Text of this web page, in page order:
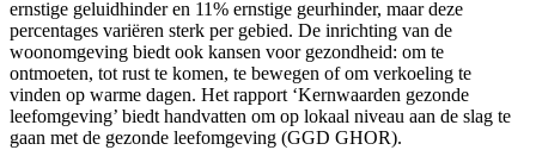
ernstige geluidhinder en 11% ernstige geurhinder, maar deze
percentages variëren sterk per gebied. De inrichting van de
woonomgeving biedt ook kansen voor gezondheid: om te
ontmoeten, tot rust te komen, te bewegen of om verkoeling te
vinden op warme dagen. Het rapport ‘Kernwaarden gezonde
leefomgeving’ biedt handvatten om op lokaal niveau aan de slag te
gaan met de gezonde leefomgeving (GGD GHOR).